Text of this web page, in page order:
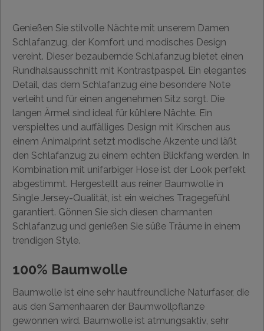
Genießen Sie stilvolle Nächte mit unserem Damen
Schlafanzug, der Komfort und modisches Design
vereint. Dieser bezaubernde Schlafanzug bietet einen
Rundhalsausschnitt mit Kontrastpaspel. Ein elegantes
Detail, das dem Schlafanzug eine besondere Note
verleiht und für einen angenehmen Sitz sorgt. Die
langen Ärmel sind ideal für kühlere Nächte. Ein
verspieltes und auffälliges Design mit Kirschen aus
einem Animalprint setzt modische Akzente und läßt
den Schlafanzug zu einem echten Blickfang werden. In
Kombination mit unifarbiger Hose ist der Look perfekt
abgestimmt. Hergestellt aus reiner Baumwolle in
Single Jersey-Qualität, ist ein weiches Tragegefühl
garantiert. Gönnen Sie sich diesen charmanten
Schlafanzug und genießen Sie süße Träume in einem
trendigen Style.
100% Baumwolle
Baumwolle ist eine sehr hautfreundliche Naturfaser, die
aus den Samenhaaren der Baumwollpflanze
gewonnen wird. Baumwolle ist atmungsaktiv, sehr